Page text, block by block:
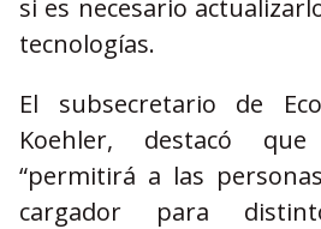
si es necesario
tecnologías.
El subsecretario de
Koehler, destacó
“permitirá a las
cargador para